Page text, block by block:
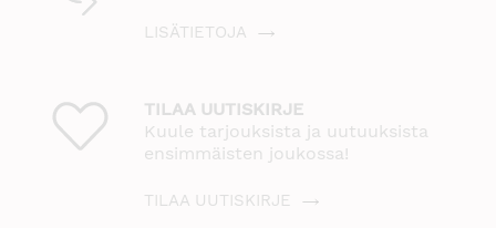
LISÄTIETOJA
TILAA UUTISKIRJE
Kuule tarjouksista ja uutuuksista
ensimmäisten joukossa!
TILAA UUTISKIRJE